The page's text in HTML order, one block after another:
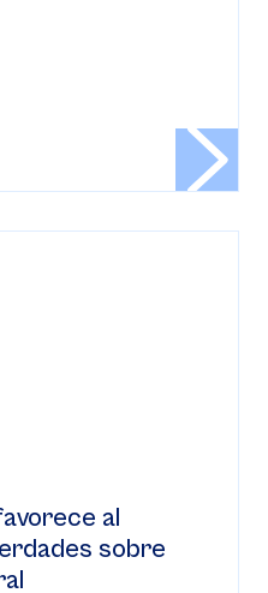
al
sobre